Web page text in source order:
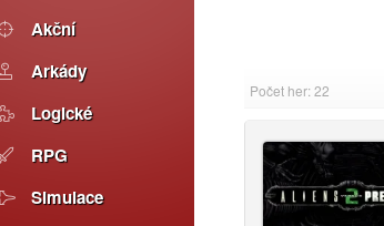
Počet her: 22
Akční
Arkády
Logické
RPG
Simulace